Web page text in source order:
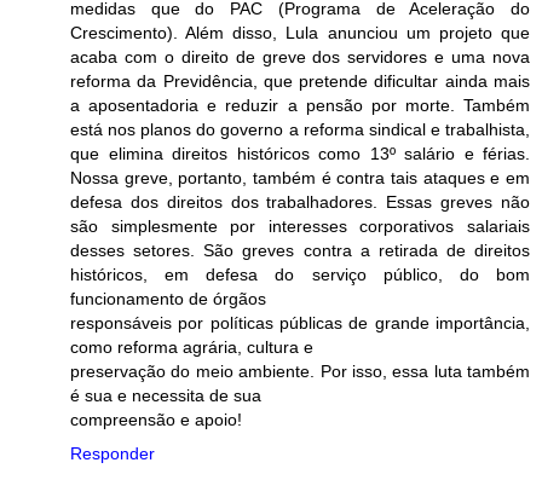
medidas que do PAC (Programa de Aceleração do
Crescimento). Além disso, Lula anunciou um projeto que
acaba com o direito de greve dos servidores e uma nova
reforma da Previdência, que pretende dificultar ainda mais
a aposentadoria e reduzir a pensão por morte. Também
está nos planos do governo a reforma sindical e trabalhista,
que elimina direitos históricos como 13º salário e férias.
Nossa greve, portanto, também é contra tais ataques e em
defesa dos direitos dos trabalhadores. Essas greves não
são simplesmente por interesses corporativos salariais
desses setores. São greves contra a retirada de direitos
históricos, em defesa do serviço público, do bom
funcionamento de órgãos
responsáveis por políticas públicas de grande importância,
como reforma agrária, cultura e
preservação do meio ambiente. Por isso, essa luta também
é sua e necessita de sua
compreensão e apoio!
Responder